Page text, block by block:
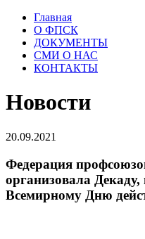
Главная
О ФПСК
ДОКУМЕНТЫ
СМИ О НАС
КОНТАКТЫ
Новости
20.09.2021
Федерация
организовала
Всемирному Дню